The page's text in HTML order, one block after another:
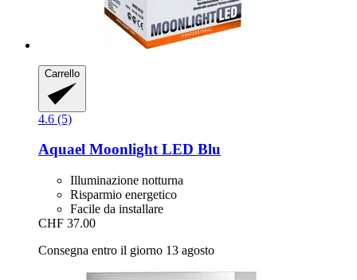
Carrello
4.6 (5)
Aquael Moonlight LED Blu
Illuminazione notturna
Risparmio energetico
Facile da installare
CHF 37.00
Consegna entro il giorno 13 agosto